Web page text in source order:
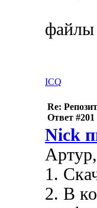
файлы
ICQ
Re:
Ответ #201
Nick
1.
2. В